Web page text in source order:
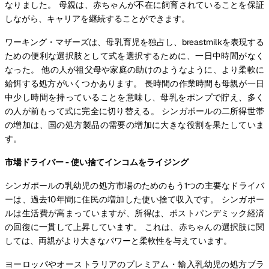
なりました。 母親は、赤ちゃんが不在に飼育されていることを保証
しながら、キャリアを継続することができます。
ワーキング・マザーズは、母乳育児を独占し、breastmilkを表現する
ための便利な選択肢として式を選択するために、一日中時間がなく
なった。 他の人が祖父母や家庭の助けのようなように、より柔軟に
給餌する処方がいくつかあります。 長時間の作業時間も母親が一日
中少し時間を持っていることを意味し、母乳をポンプで貯え、多く
の人が前もって式に完全に切り替える。 シンガポールの二所得世帯
の増加は、国の処方製品の需要の増加に大きな役割を果たしていま
す。
市場ドライバー - 使い捨てインコムをライジング
シンガポールの乳幼児の処方市場のためのもう1つの主要なドライバ
ーは、過去10年間に住民の増加した使い捨て収入です。 シンガポー
ルは生活費が高まっていますが、所得は、ポストパンデミック経済
の回復に一貫して上昇しています。 これは、赤ちゃんの選択肢に関
しては、両親がより大きなパワーと柔軟性を与えています。
ヨーロッパやオーストラリアのプレミアム・輸入乳幼児の処方ブラ